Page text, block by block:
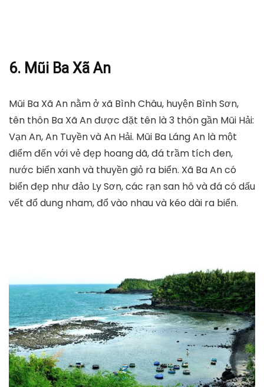
6. Mũi Ba Xã An
Mũi Ba Xã An nằm ở xã Bình Châu, huyện Bình Sơn,
tên thôn Ba Xã An được đặt tên là 3 thôn gần Mũi Hải:
Vạn An, An Tuyền và An Hải. Mũi Ba Láng An là một
điểm đến với vẻ đẹp hoang dã, đá trầm tích đen,
nước biển xanh và thuyền giỏ ra biển. Xã Ba An có
biển đẹp như đảo Ly Sơn, các rạn san hô và đá có dấu
vết đổ dung nham, đổ vào nhau và kéo dài ra biển.